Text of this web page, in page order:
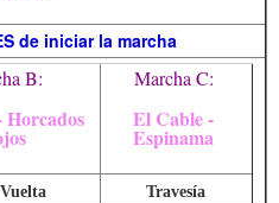
de iniciar la marcha
B: Marcha C:
El Cable -
Espinama
Travesía